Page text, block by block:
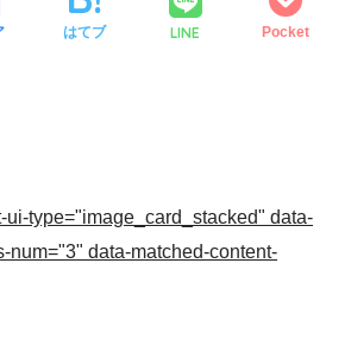
はてブ LINE Pocket
ui-type="image_card_stacked" data-
num="3" data-matched-content-